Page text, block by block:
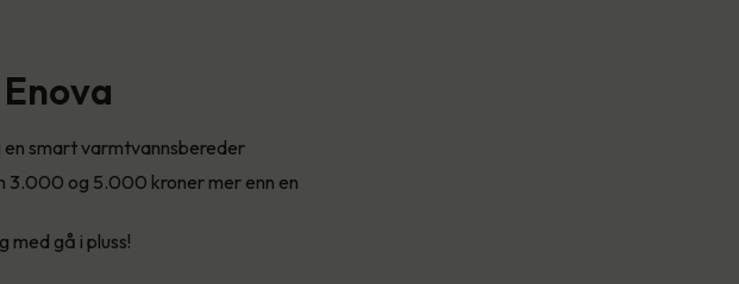
smart varmtvannsbereder
3.000 og 5.000 kroner mer enn en
med gå i pluss!